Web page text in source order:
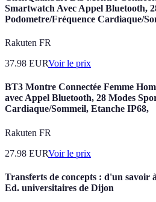
Smartwatch Avec Appel Bluetooth,
Podometre/Fréquence Cardiaque/
Rakuten FR
37.98 EURVoir le prix
BT3 Montre Connectée Femme
avec Appel Bluetooth, 28 Modes
Cardiaque/Sommeil, Etanche IP68,
Rakuten FR
27.98 EURVoir le prix
Transferts de concepts : d'un savoir
Ed. universitaires de Dijon